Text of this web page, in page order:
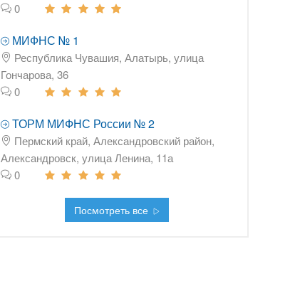
0
МИФНС № 1
Республика Чувашия, Алатырь, улица
Гончарова, 36
0
ТОРМ МИФНС России № 2
Пермский край, Александровский район,
Александровск, улица Ленина, 11а
0
Посмотреть все